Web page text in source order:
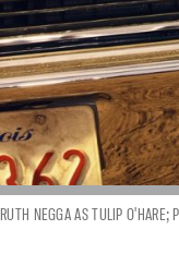
RUTH NEGGA AS TULIP O'HARE;